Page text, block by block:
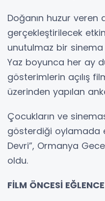
Doğanın huzur
gerçekleştirilecek
unutulmaz bir
Yaz boyunca her ay
gösterimlerin açılış
üzerinden yapılan
Çocukların ve
gösterdiği oylamada
Devri”, Ormanya
oldu.
FİLM ÖNCESİ